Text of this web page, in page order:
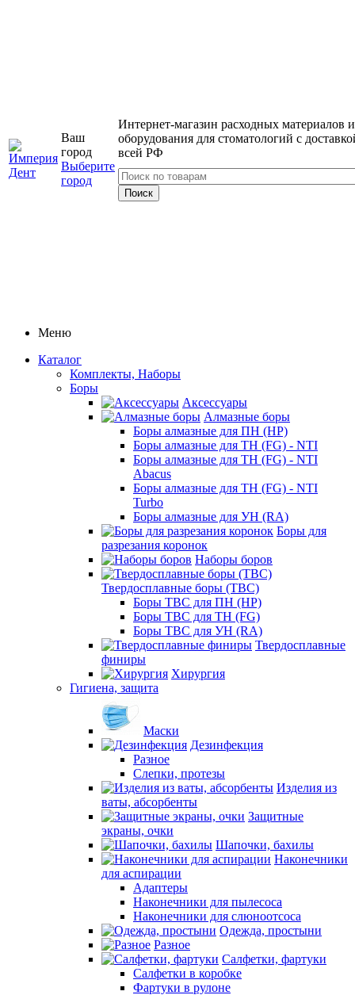
Ваш
город
Выберите
город
Интернет-магазин расходных материалов и
оборудования для стоматологий с
всей РФ
Меню
Каталог
Комплекты, Наборы
Боры
Аксессуары
Алмазные боры
Боры алмазные для ПН (HP)
Боры алмазные для ТН (FG) - NTI
Боры алмазные для ТН (FG) - NTI
Abacus
Боры алмазные для ТН (FG) - NTI
Turbo
Боры алмазные для УН (RA)
Боры для
разрезания коронок
Наборы боров
Твердосплавные боры (ТВС)
Боры ТВС для ПН (HP)
Боры ТВС для ТН (FG)
Боры ТВС для УН (RA)
Твердосплавные
финиры
Хирургия
Гигиена, защита
Маски
Дезинфекция
Разное
Слепки, протезы
Изделия из
ваты, абсорбенты
Защитные
экраны, очки
Шапочки, бахилы
Наконечники
для аспирации
Адаптеры
Наконечники для пылесоса
Наконечники для слюноотсоса
Одежда, простыни
Разное
Салфетки, фартуки
Салфетки в коробке
Фартуки в рулоне